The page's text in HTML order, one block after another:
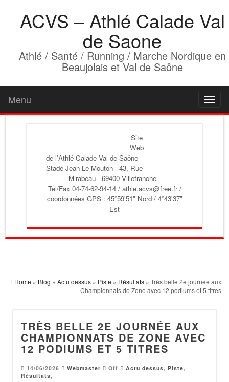
ACVS – Athlé Calade Val
de Saone
Athlé / Santé / Running / Marche Nordique en
Beaujolais et Val de Saône
Menu
Site
Web
de l'Athlé Calade Val de Saône -
Stade Jean Le Mouton - 43, Rue
Mirabeau - 69400 Villefranche -
Tel/Fax 04-74-62-94-14 / athle.acvs@free.fr /
coordonnées GPS : 45°59'51" Nord / 4°43'37"
Est
Home » Blog » Actu dessus » Piste » Résultats » Très belle 2e journée aux
Championnats de Zone avec 12 podiums et 5 titres
TRÈS BELLE 2E JOURNÉE AUX
CHAMPIONNATS DE ZONE AVEC
12 PODIUMS ET 5 TITRES
14/06/2026 Webmaster Off Actu dessus, Piste,
Résultats,